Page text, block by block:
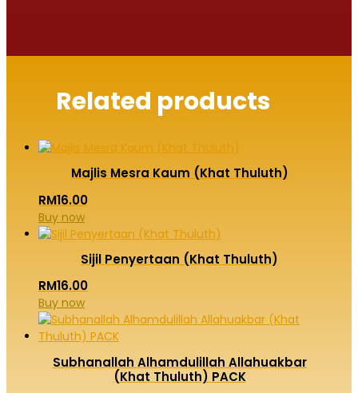
Related products
Majlis Mesra Kaum (Khat Thuluth)
RM16.00
Buy now
Sijil Penyertaan (Khat Thuluth)
RM16.00
Buy now
Subhanallah Alhamdulillah Allahuakbar
(Khat Thuluth) PACK